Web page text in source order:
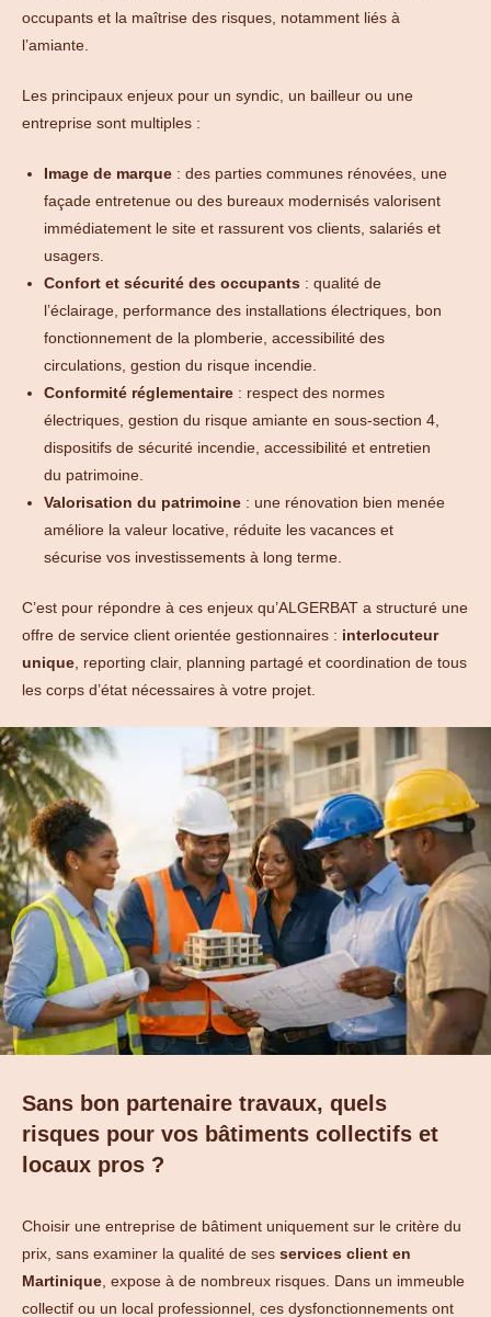
occupants et la maîtrise des risques, notamment liés à
l’amiante.
Les principaux enjeux pour un syndic, un bailleur ou une
entreprise sont multiples :
Image de marque : des parties communes rénovées, une
façade entretenue ou des bureaux modernisés valorisent
immédiatement le site et rassurent vos clients, salariés et
usagers.
Confort et sécurité des occupants : qualité de
l’éclairage, performance des installations électriques, bon
fonctionnement de la plomberie, accessibilité des
circulations, gestion du risque incendie.
Conformité réglementaire : respect des normes
électriques, gestion du risque amiante en sous-section 4,
dispositifs de sécurité incendie, accessibilité et entretien
du patrimoine.
Valorisation du patrimoine : une rénovation bien menée
améliore la valeur locative, réduite les vacances et
sécurise vos investissements à long terme.
C’est pour répondre à ces enjeux qu’ALGERBAT a structuré une
offre de service client orientée gestionnaires : interlocuteur
unique , reporting clair, planning partagé et coordination de tous
les corps d’état nécessaires à votre projet.
Sans bon partenaire travaux, quels
risques pour vos bâtiments collectifs et
locaux pros ?
Choisir une entreprise de bâtiment uniquement sur le critère du
prix, sans examiner la qualité de ses services client en
Martinique , expose à de nombreux risques. Dans un immeuble
collectif ou un local professionnel, ces dysfonctionnements ont